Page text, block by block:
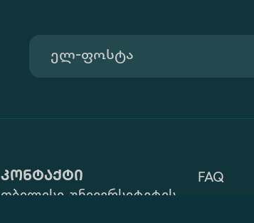
კონტაქტი
თბილისი, უნივერსიტეტის
FAQ